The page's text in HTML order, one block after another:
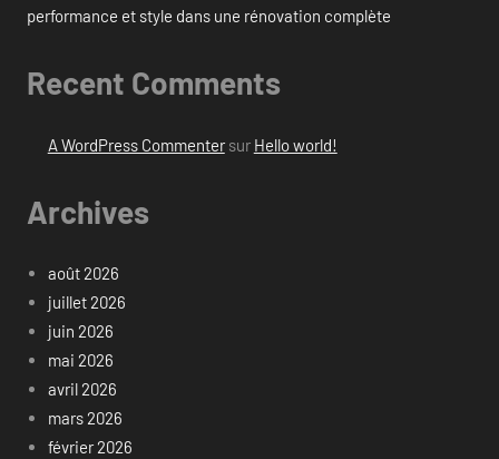
performance et style dans une rénovation complète
Recent Comments
A WordPress Commentersur Hello world!
Archives
août 2026
juillet 2026
juin 2026
mai 2026
avril 2026
mars 2026
février 2026